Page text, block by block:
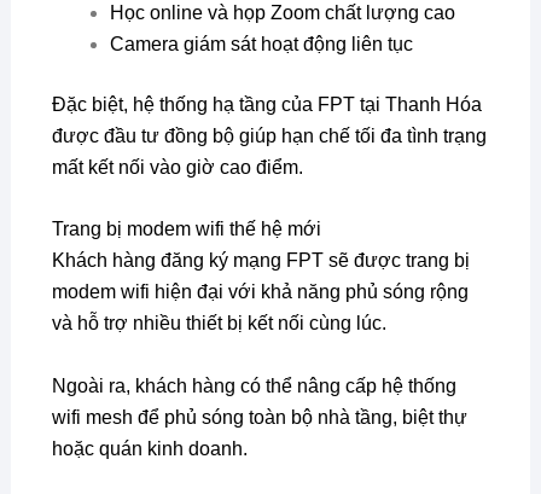
Học online và họp Zoom chất lượng cao
Camera giám sát hoạt động liên tục
Đặc biệt, hệ thống hạ tầng của FPT tại Thanh Hóa
được đầu tư đồng bộ giúp hạn chế tối đa tình trạng
mất kết nối vào giờ cao điểm.
Trang bị modem wifi thế hệ mới
Khách hàng đăng ký mạng FPT sẽ được trang bị
modem wifi hiện đại với khả năng phủ sóng rộng
và hỗ trợ nhiều thiết bị kết nối cùng lúc.
Ngoài ra, khách hàng có thể nâng cấp hệ thống
wifi mesh để phủ sóng toàn bộ nhà tầng, biệt thự
hoặc quán kinh doanh.